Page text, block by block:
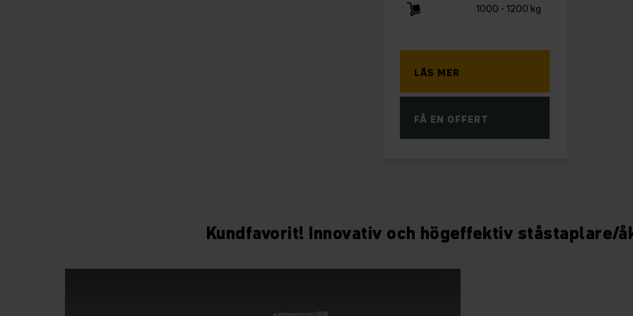
1000 - 1200 kg
LÄS MER
FÅ EN OFFERT
Kundfavorit! Innovativ och högeffektiv ståstaplare/